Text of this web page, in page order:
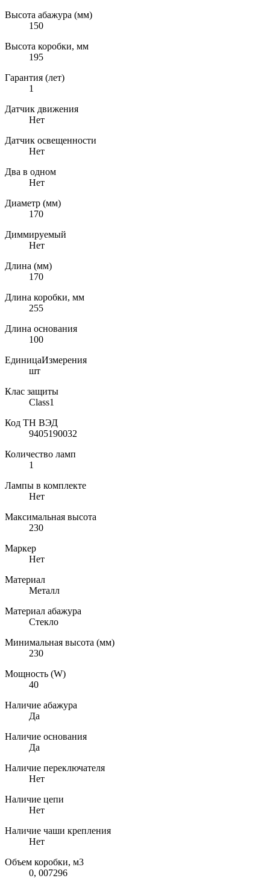
Высота абажура (мм)
150
Высота коробки, мм
195
Гарантия (лет)
1
Датчик движения
Нет
Датчик освещенности
Нет
Два в одном
Нет
Диаметр (мм)
170
Диммируемый
Нет
Длина (мм)
170
Длина коробки, мм
255
Длина основания
100
ЕдиницаИзмерения
шт
Клас защиты
Class1
Код ТН ВЭД
9405190032
Количество ламп
1
Лампы в комплекте
Нет
Максимальная высота
230
Маркер
Нет
Материал
Металл
Материал абажура
Стекло
Минимальная высота (мм)
230
Мощность (W)
40
Наличие абажура
Да
Наличие основания
Да
Наличие переключателя
Нет
Наличие цепи
Нет
Наличие чаши крепления
Нет
Объем коробки, м3
0, 007296